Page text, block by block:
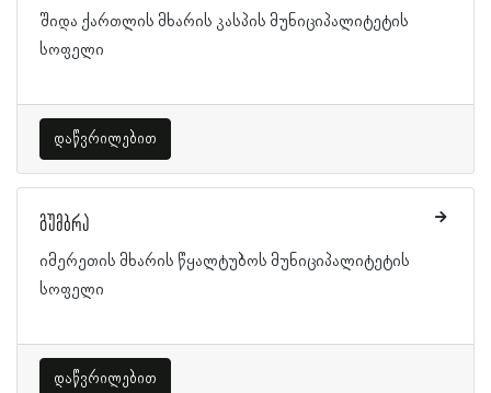
შიდა ქართლის მხარის კასპის მუნიციპალიტეტის
სოფელი
დაწვრილებით
გუმბრა
იმერეთის მხარის წყალტუბოს მუნიციპალიტეტის
სოფელი
დაწვრილებით